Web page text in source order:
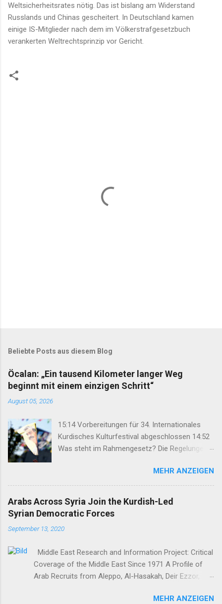
Weltsicherheitsrates nötig. Das ist bislang am Widerstand
Russlands und Chinas gescheitert. In Deutschland kamen
einige IS-Mitglieder nach dem im Völkerstrafgesetzbuch
verankerten Weltrechtsprinzip vor Gericht.
Beliebte Posts aus diesem Blog
Öcalan: „Ein tausend Kilometer langer Weg
beginnt mit einem einzigen Schritt“
August 05, 2026
15:14 Vorbereitungen für 34. Internationales
Kurdisches Kulturfestival abgeschlossen 14:52
Was steht im Rahmengesetz? Die Regelungen
Keimzelle des Demokratisierungsprozesses
werden 14:25 Rahmengesetz zum
Friedensprozess ins Parlament eingebracht
12:46 TJA: Von der Forderung nach Öcalans
Geflüchteter aus Rojhilat stirbt vor UNHCR-Büro
Organisierung verhinderte Großangriff des IS
11:03 Bahçeli: Abdullah Öcalan muss das Recht
auf Hoffnung erhalten 07:50 Nihat Demir:
MEHR ANZEIGEN
Arabs Across Syria Join the Kurdish-Led
Syrian Democratic Forces
September 13, 2020
Middle East Research and Information Project: Critical
Coverage of the Middle East Since 1971 A Profile of
Arab Recruits from Aleppo, Al-Hasakah, Deir Ezzor,
Austin Holmes In: 295 (Summer 2020) I n 2012, as the
MEHR ANZEIGEN